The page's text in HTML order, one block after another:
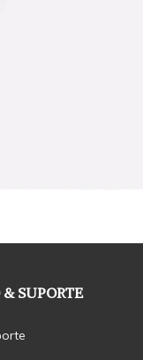
SUPORTE